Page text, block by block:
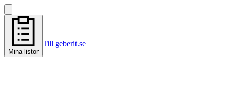
Mina listor
Till geberit.se